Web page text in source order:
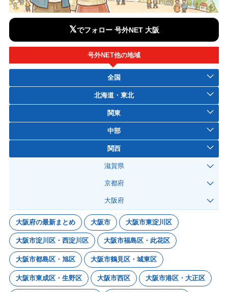
𝕏でフォロー 号外NET 大阪
号外NET他の地域
全国
北海道・東北
関東
中部
関西
滋賀県
京都府
大阪府
大阪府の最新まとめ 大阪市 大阪市東淀川区
大阪市淀川区・西淀川区 大阪市福島区・此花区
大阪市都島区・旭区 大阪市鶴見区・城東区
大阪市東成区・生野区 大阪市西区 大阪市港区・大正区